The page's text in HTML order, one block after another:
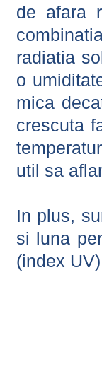
de afara
radiatia
o
mica
crescuta
util sa
In plus,
si luna
(index